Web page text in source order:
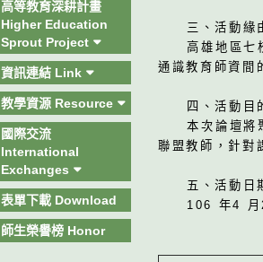
高等教育深耕計畫
Higher Education
Sprout Project
資訊連結 Link
教學資源 Resource
國際交流
International
Exchanges
表單下載 Download
師生榮譽榜 Honor
三、活動緣
高雄地區七
通識教育師資間
四、活動目
本次論壇將
聯盟教師，針對
五、活動日
106 年4